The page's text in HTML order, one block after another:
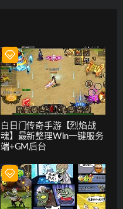
白日门传奇手游【烈焰战
魂】最新整理Win一键服务
端+GM后台